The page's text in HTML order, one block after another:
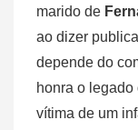
marido de
ao dizer
depende do
honra o legado
vítima de um